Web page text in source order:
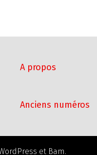
A propos
Anciens numéros
et Bam.